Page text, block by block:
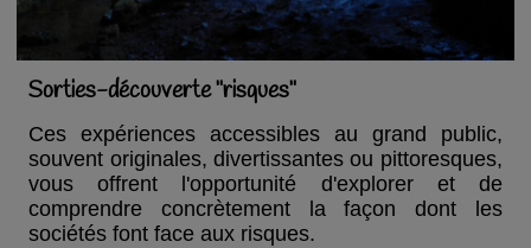
Sorties-découverte "risques"
Ces expériences accessibles au grand public,
souvent originales, divertissantes ou pittoresques,
vous offrent l'opportunité d'explorer et de
comprendre concrètement la façon dont les
sociétés font face aux risques.